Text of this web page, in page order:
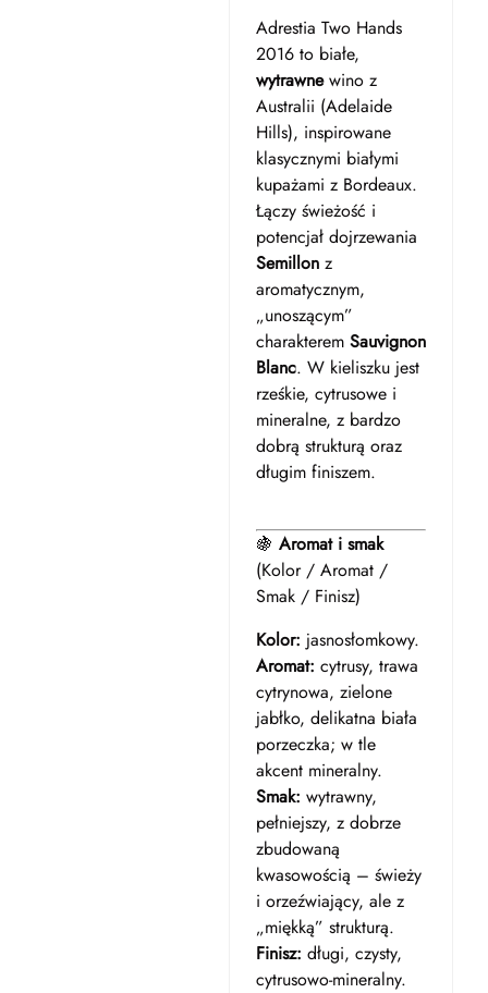
Adrestia Two Hands
2016 to białe,
wytrawnewino z
Australii (Adelaide
Hills), inspirowane
klasycznymi białymi
kupażami z Bordeaux.
Łączy świeżość i
potencjał dojrzewania
Semillonz
aromatycznym,
„unoszącym”
charakterem Sauvignon
Blanc. W kieliszku jest
rześkie, cytrusowe i
mineralne, z bardzo
dobrą strukturą oraz
długim finiszem.
🍇 Aromat i smak
(Kolor / Aromat /
Smak / Finisz)
Kolor: jasnosłomkowy.
Aromat: cytrusy, trawa
cytrynowa, zielone
jabłko, delikatna biała
porzeczka; w tle
akcent mineralny.
Smak: wytrawny,
pełniejszy, z dobrze
zbudowaną
kwasowością – świeży
i orzeźwiający, ale z
„miękką” strukturą.
Finisz: długi, czysty,
cytrusowo-mineralny.